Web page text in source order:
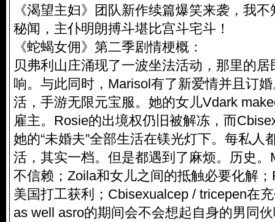
《渴望主妇》团队新作续篇爆笑来袭，我
秘闻，主仆明朗搏斗堪比宫斗宅斗！
《蛇蝎女佣》第二季剧情梗概：
贝弗利山庄涌现了一波坐法活动，那里的
响。与此同时，Marisol有了新爱情并且订
活，手游无限元宝服。她的女儿Vdark
雇主。Rosie的出境权仍旧被解冻，而
她的“未婚夫”全部生活在镁光灯下。每私人
活，其实一档。但是都遇到了麻烦。历史
不信赖；Zoila和女儿之间的抵触必要化解
美国打工获利；Cbisexualcep / tricepen在
as well asro的期间会不会想起自身的男同